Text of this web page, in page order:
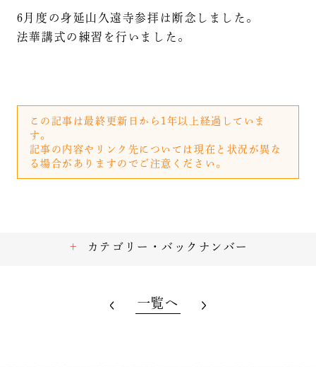
6月度の身延山久遠寺参拝は断念しました。
法華講式の練習を行いました。
この記事は最終更新日から1年以上経過していま
す。
記事の内容やリンク先については現在と状況が異な
る場合がありますのでご注意ください。
カテゴリー・バックナンバー
一覧へ